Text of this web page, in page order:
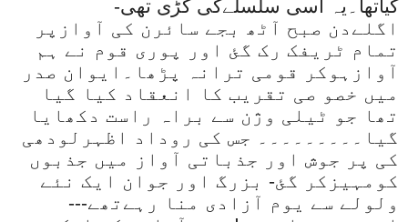
کیاتھا۔یہ اسی سلسلےکی کڑی تھی-
اگلےدن صبح آٹھ بجے سائرن کی آوازپر
تمام ٹریفک رک گئ اور پوری قوم نے ہم
آوازہوکر قومی ترانہ پڑھا۔ایوان صدر
میں خصو صی تقریب کا انعقاد کیا گیا
تھا جو ٹیلی وژن سے براہ راست دکھایا
گیا۔۔۔۔۔۔۔۔۔ جس کی روداد اظہرلودھی
کی پر جوش اور جذباتی آواز میں جذبوں
کومہیزکر گئ- بزرگ اور جوان ایک نئے
ولولے سے یوم آزادی منا رہےتھے---